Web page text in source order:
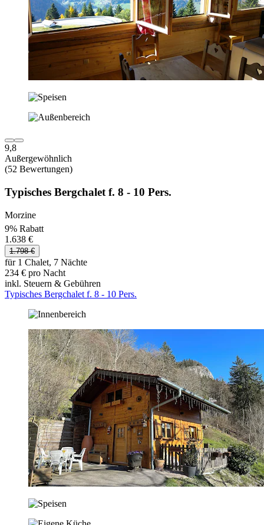
9,8
Außergewöhnlich
(52 Bewertungen)
Typisches Bergchalet f. 8 - 10 Pers.
Morzine
9% Rabatt
1.638 €
1.798 €
für 1 Chalet, 7 Nächte
234 € pro Nacht
inkl. Steuern & Gebühren
Typisches Bergchalet f. 8 - 10 Pers.